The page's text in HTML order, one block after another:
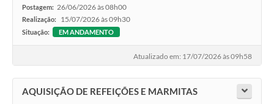
Postagem: 26/06/2026 às 08h00
Realização: 15/07/2026 às 09h30
Situação: EM ANDAMENTO
Atualizado em: 17/07/2026 às 09h58
AQUISIÇÃO DE REFEIÇÕES E MARMITAS